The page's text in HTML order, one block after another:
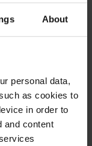
About
personal data,
as cookies to
in order to
and content
en groupe |
MANUFACTURING